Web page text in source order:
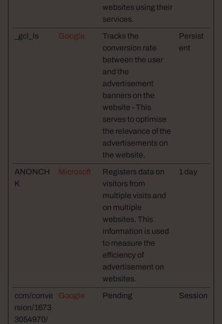
websites using their
services.
_gcl_ls Google
Tracks the
conversion rate
between the user
and the
advertisement
banners on the
website - This
serves to optimise
the relevance of the
advertisements on
the website.
Persist
ent
ANONCH
K
Microsoft
Registers data on
visitors from
multiple visits and
on multiple
websites. This
information is used
to measure the
efficiency of
advertisement on
websites.
1 day
ccm/conve
rsion/1673
3054970/
Google Pending Session